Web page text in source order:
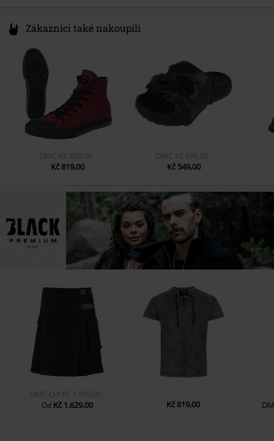
Zákazníci také nakoupili
DMC Kč 899,00
Kč 819,00
DMC Kč 699,00
Kč 549,00
DMC Od Kč 1.899,00
Od Kč 1.629,00 Kč 819,00